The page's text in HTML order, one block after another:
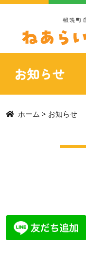
お知らせ
ホーム > お知らせ